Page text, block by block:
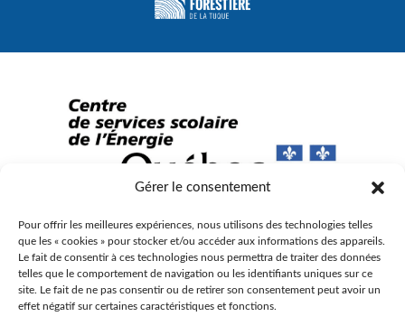
Gérer le consentement
Pour offrir les meilleures expériences, nous utilisons des technologies telles
que les « cookies » pour stocker et/ou accéder aux informations des appareils.
Le fait de consentir à ces technologies nous permettra de traiter des données
telles que le comportement de navigation ou les identifiants uniques sur ce
site. Le fait de ne pas consentir ou de retirer son consentement peut avoir un
effet négatif sur certaines caractéristiques et fonctions.
© Gouvernement du Québec, 2023
Agence Web : Triaxe